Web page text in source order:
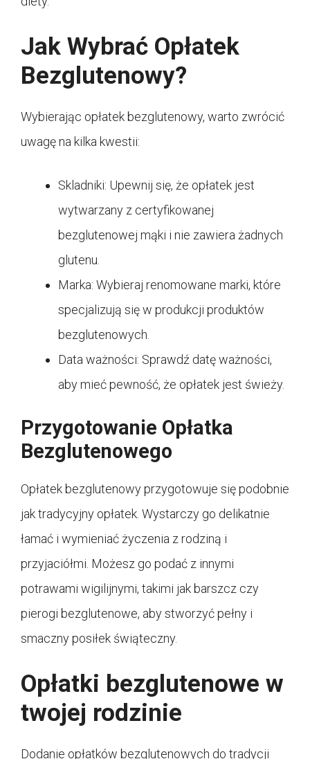
Jak Wybrać Opłatek
Bezglutenowy?
Wybierając opłatek bezglutenowy, warto zwrócić
uwagę na kilka kwestii:
Skladniki: Upewnij się, że opłatek jest
wytwarzany z certyfikowanej
bezglutenowej mąki i nie zawiera żadnych
glutenu.
Marka: Wybieraj renomowane marki, które
specjalizują się w produkcji produktów
bezglutenowych.
Data ważności: Sprawdź datę ważności,
aby mieć pewność, że opłatek jest świeży.
Przygotowanie Opłatka
Bezglutenowego
Opłatek bezglutenowy przygotowuje się podobnie
jak tradycyjny opłatek. Wystarczy go delikatnie
łamać i wymieniać życzenia z rodziną i
przyjaciółmi. Możesz go podać z innymi
potrawami wigilijnymi, takimi jak barszcz czy
pierogi bezglutenowe, aby stworzyć pełny i
smaczny posiłek świąteczny.
Opłatki bezglutenowe w
twojej rodzinie
Dodanie opłatków bezglutenowych do tradycji